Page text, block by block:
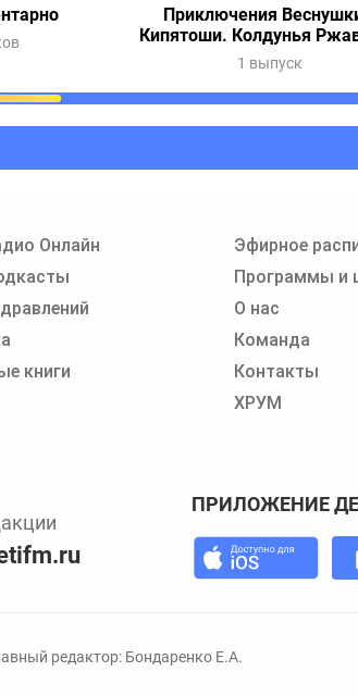
программ или сказок
Приключения
Кипятоши. Колдунья
1 выпуск
Онлайн
книги
Эфирное
Программы и
О нас
Команда
Контакты
ХРУМ
ПРИЛОЖЕНИЕ
редактор: Бондаренко Е.А.